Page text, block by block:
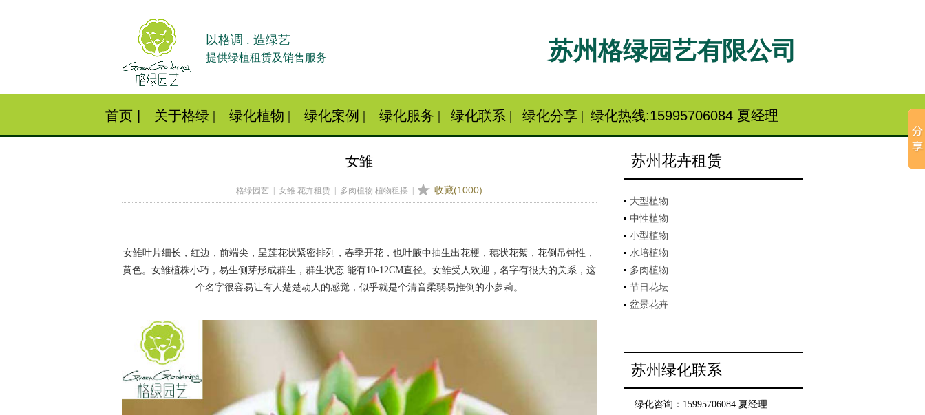
以格调 . 造绿艺
提供绿植租赁及销售服务 苏州格绿园艺有限公司
首页 | 关于格绿 | 绿化植物 | 绿化案例 | 绿化服务 | 绿化联系 | 绿化分享 | 绿化热线:15995706084 夏经理
女雏
格绿园艺 | 女雏 花卉租赁 | 多肉植物 植物租摆 | 收藏(1000)
女雏叶片细长，红边，前端尖，呈莲花状紧密排列，春季开花，也叶腋中抽生出花梗，穗状花絮，花倒吊钟性，
黄色。女雏植株小巧，易生侧芽形成群生，群生状态 能有10-12CM直径。女雏受人欢迎，名字有很大的关系，这
个名字很容易让有人楚楚动人的感觉，似乎就是个清音柔弱易推倒的小萝莉。
苏州花卉租赁
大型植物
中性植物
小型植物
水培植物
多肉植物
节日花坛
盆景花卉
苏州绿化联系
绿化咨询：15995706084 夏经理